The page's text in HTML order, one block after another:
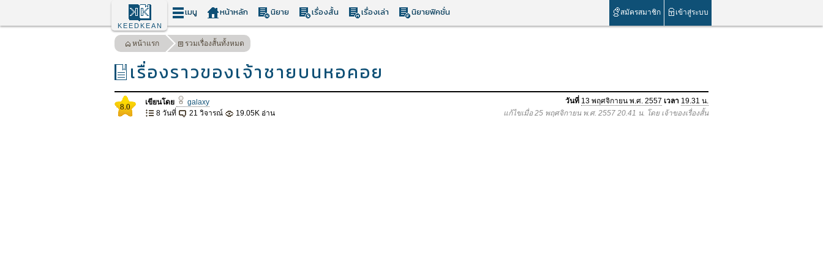
KEEDKEAN
เมนู หน้าหลัก นิยาย เรื่องสั้น เรื่องเล่า นิยายฟิคชั่น สมัครสมาชิก เข้าสู่ระบบ
หน้าแรก รวมเรื่องสั้นทั้งหมด
เรื่องราวของเจ้าชายบนหอคอย
8.0 เขียนโดย galaxy วันที่ 13 พฤศจิกายน พ.ศ. 2557 เวลา 19.31 น.
8 วันที่
21 วิจารณ์ 19.05K อ่าน แก้ไขเมื่อ 25 พฤศจิกายน พ.ศ. 2557 20.41 น. โดย เจ้าของเรื่องสั้น